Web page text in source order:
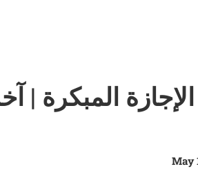
المبكرة |
May